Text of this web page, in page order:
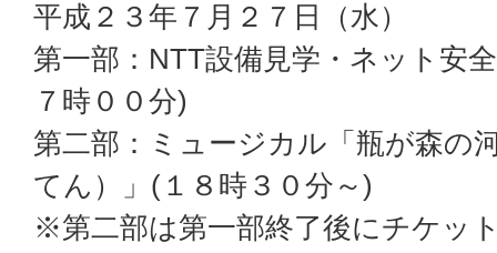
平成２３年７月２７日（水）
第一部：NTT設備見学・ネット安
７時００分)
第二部：ミュージカル「瓶が森の
てん）」(１８時３０分～)
※第二部は第一部終了後にチケッ